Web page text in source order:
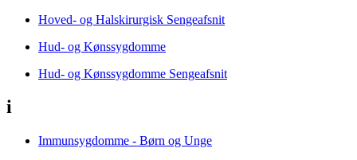
Hoved- og Halskirurgisk Sengeafsnit
Hud- og Kønssygdomme
Hud- og Kønssygdomme Sengeafsnit
i
Immunsygdomme - Børn og Unge